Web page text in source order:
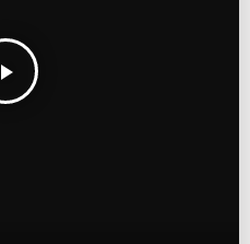
play_arrow